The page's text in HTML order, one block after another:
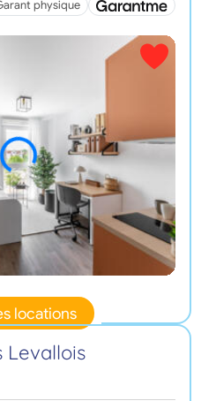
physique
locations
Levallois